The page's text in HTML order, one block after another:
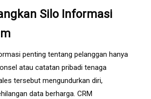
Silo Informasi
penting tentang pelanggan hanya
atau catatan pribadi tenaga
tersebut mengundurkan diri,
data berharga. CRM